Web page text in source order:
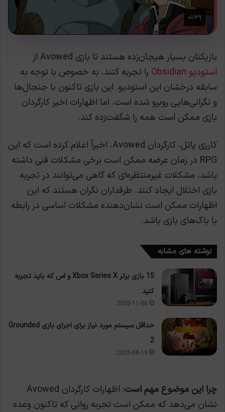
بازیکنان بسیار هیجان‌زده هستند تا بازی Avowed از
استودیو Obsidian
را تجربه کنند، به خصوص با توجه به
سابقه درخشان این استودیو. این بازی تاکنون با جنجال‌ها
و نگرانی‌هایی روبرو شده است، اما اظهارات اخیر کارگردان
بازی ممکن است همه را شگفت‌زده کند.
کارری پاتل، کارگردان Avowed، اخیراً اعلام کرده است که این
RPG در زمان عرضه ممکن است برخی مشکلات فنی داشته
باشد، مشکلات غیرمنتظره‌ای که گاهی می‌توانند در تجربه
بازی اختلال ایجاد کنند. طرفداران نگران هستند که این
اظهارات ممکن است نشان‌دهنده مشکلات اساسی در رابطه
با باگ‌های بازی باشد.
نوشته های مشابه
15 بازی برتر Xbox Series X و اس که باید تجربه
کنید
2025-11-06
حداقل سیستم مورد نیاز برای اجرای بازی Grounded
2
2025-08-19
چرا این موضوع مهم است
: اظهارات کارگردان Avowed
نشان می‌دهد که ممکن است تجربه روانی که تاکنون وعده